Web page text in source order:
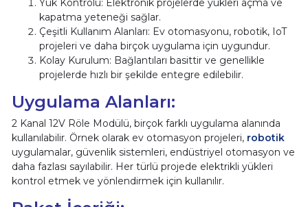
Yük Kontrolü: Elektronik projelerde yükleri açma ve
kapatma yeteneği sağlar.
Çeşitli Kullanım Alanları: Ev otomasyonu, robotik, IoT
projeleri ve daha birçok uygulama için uygundur.
Kolay Kurulum: Bağlantıları basittir ve genellikle
projelerde hızlı bir şekilde entegre edilebilir.
Uygulama Alanları:
2 Kanal 12V Röle Modülü, birçok farklı uygulama alanında
kullanılabilir. Örnek olarak ev otomasyon projeleri, robotik
uygulamalar, güvenlik sistemleri, endüstriyel otomasyon ve
daha fazlası sayılabilir. Her türlü projede elektrikli yükleri
kontrol etmek ve yönlendirmek için kullanılır.